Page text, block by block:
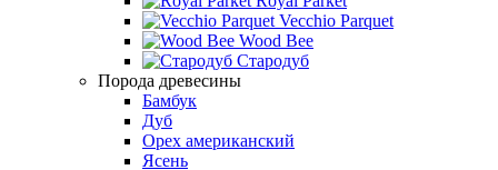
Vecchio Parquet
Wood Bee
Стародуб
Порода древесины
Бамбук
Дуб
Орех американский
Ясень